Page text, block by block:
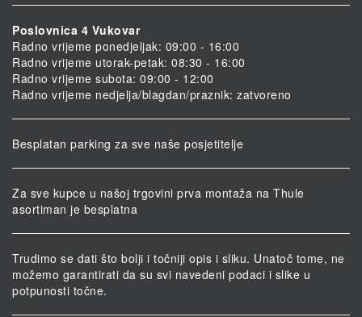
Poslovnica 4 Vukovar
Radno vrijeme ponedjeljak: 09:00 - 16:00
Radno vrijeme utorak-petak: 08:30 - 16:00
Radno vrijeme subota: 09:00 - 12:00
Radno vrijeme nedjelja/blagdan/praznik: zatvoreno
Besplatan parking za sve naše posjetitelje
Za sve kupce u našoj trgovini prva montaža na Thule
asortiman je besplatna
Trudimo se dati što bolji i točniji opis i sliku. Unatoč tome, ne
možemo garantirati da su svi navedeni podaci i slike u
potpunosti točne.